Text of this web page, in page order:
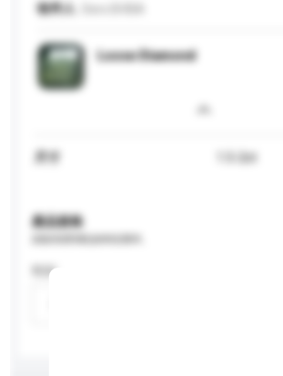
收件人
Loose Diamond
1.5-2ct
產品規格
性别